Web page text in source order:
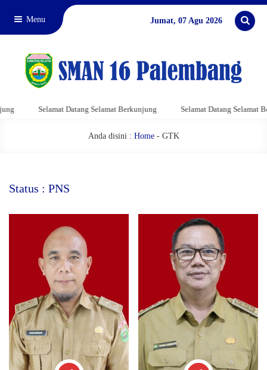
Menu Jumat, 07 Agu 2026
Selamat Datang Selamat Berkunjung Selamat Datang Selamat
Anda disini : Home- GTK
Status : PNS